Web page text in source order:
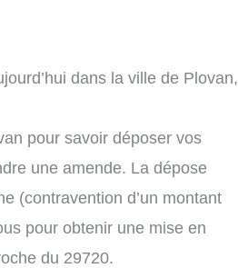
dans la ville de Plovan,
pour savoir déposer vos
une amende. La dépose
(contravention d’un montant
pour obtenir une mise en
du 29720.